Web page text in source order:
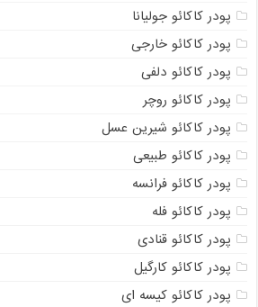
پودر کاکائو جولیانا
پودر کاکائو خارجی
پودر کاکائو دلفی
پودر کاکائو روچر
پودر کاکائو شیرین عسل
پودر کاکائو طبیعی
پودر کاکائو فرانسه
پودر کاکائو فله
پودر کاکائو قنادی
پودر کاکائو کارگیل
پودر کاکائو کیسه ای